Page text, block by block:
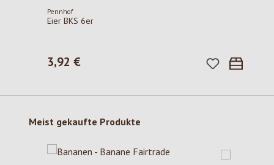
Pennhof
Eier BKS 6er
Regulärer Preis:
3,92 €
Produktgalerie überspringen
Meist gekaufte Produkte